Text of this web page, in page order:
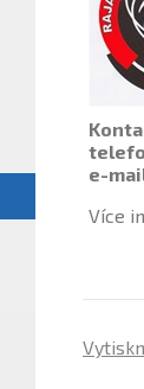
e-
Více